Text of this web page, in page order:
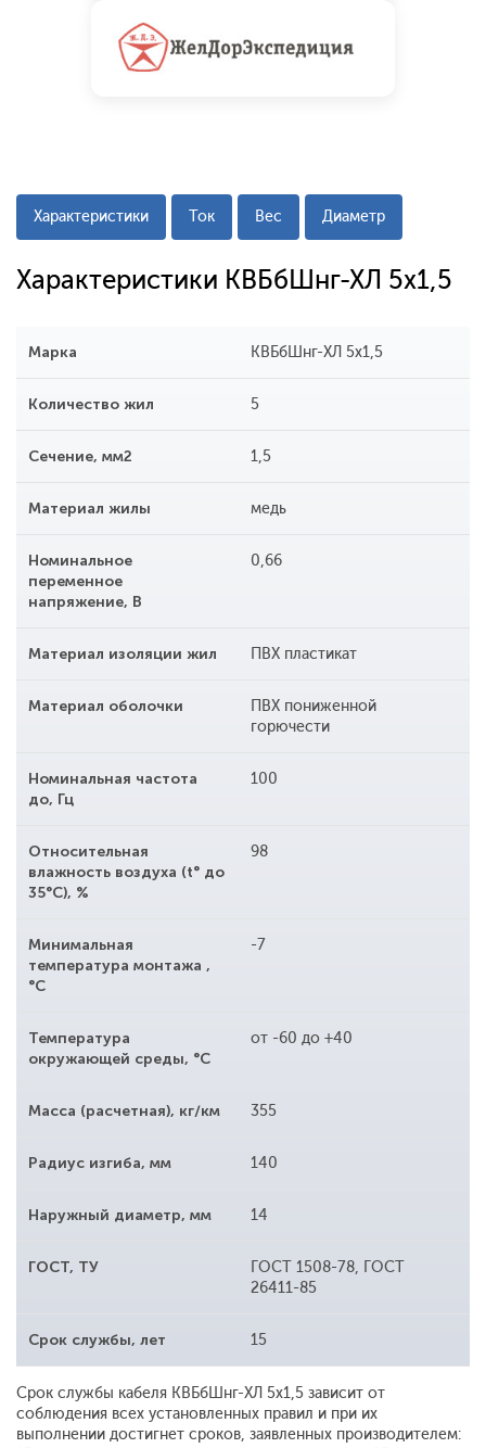
Характеристики Ток Вес Диаметр
Характеристики КВБбШнг-ХЛ 5х1,5
Марка КВБбШнг-ХЛ 5х1,5
Количество жил 5
Сечение, мм2 1,5
Материал жилы медь
Номинальное
переменное
напряжение, В
0,66
Материал изоляции жил ПВХ пластикат
Материал оболочки
ПВХ пониженной
горючести
Номинальная частота
до, Гц
100
Относительная
влажность воздуха (t° до
35°С), %
98
Минимальная
температура монтажа ,
°С
-7
Температура
окружающей среды, °С
от -60 до +40
Масса (расчетная), кг/км 355
Радиус изгиба, мм 140
Наружный диаметр, мм 14
ГОСТ, ТУ
ГОСТ 1508-78, ГОСТ
26411-85
Срок службы, лет 15
Срок службы кабеля КВБбШнг-ХЛ 5х1,5 зависит от
соблюдения всех установленных правил и при их
выполнении достигнет сроков, заявленных производителем: